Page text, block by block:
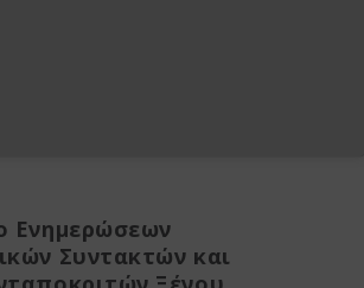
Ενημερώσεων
Συντακτών και